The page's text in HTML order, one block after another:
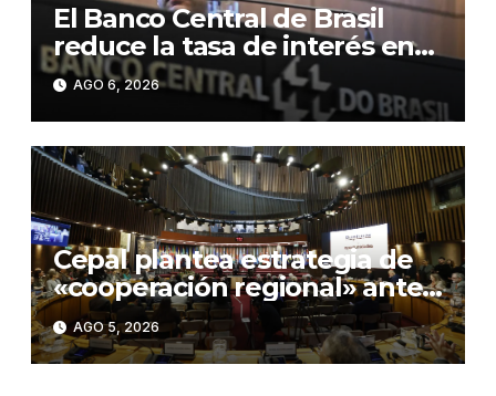
El Banco Central de Brasil
reduce la tasa de interés en
0,25 puntos, hasta el 14,0 %
anual
AGO 6, 2026
Cepal plantea estrategia de
«cooperación regional» ante
«rupturas» en geopolítica
global
AGO 5, 2026